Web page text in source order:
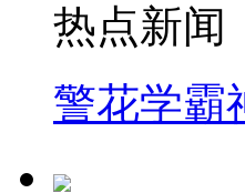
热点新闻
警花学霸